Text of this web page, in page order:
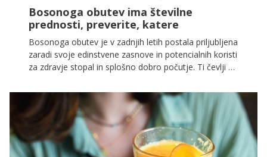
Bosonoga obutev ima številne
prednosti, preverite, katere
Bosonoga obutev je v zadnjih letih postala priljubljena
zaradi svoje edinstvene zasnove in potencialnih koristi
za zdravje stopal in splošno dobro počutje. Ti čevlji so
nog, hkrati pa zagotavljajo določeno raven zaščite in
podpore. Kakšne so prednosti nošenja bosonogih
čevljev in kako lahko pozitivno vplivajo na vaša
stopala in telo?